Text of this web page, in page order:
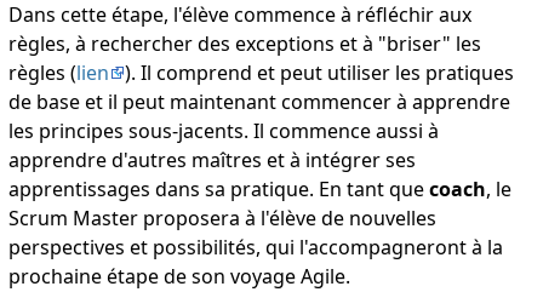
Dans cette étape, l'élève commence à réfléchir aux
règles, à rechercher des exceptions et à "briser" les
règles (lien
). Il comprend et peut utiliser les pratiques
de base et il peut maintenant commencer à apprendre
les principes sous-jacents. Il commence aussi à
apprendre d'autres maîtres et à intégrer ses
apprentissages dans sa pratique. En tant quecoach, le
Scrum Master proposera à l'élève de nouvelles
perspectives et possibilités, qui l'accompagneront à la
prochaine étape de son voyage Agile.